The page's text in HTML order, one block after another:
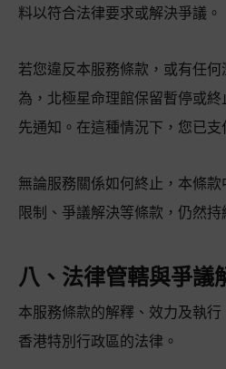
料以符合法律要求或解決爭議。
若您違反本服務條款，或有任
為，北極星命理館保留暫停或
先通知。在這種情況下，您已
無論服務關係如何終止，本條
限制、爭議解決等條款，仍然持
八、法律管轄與爭議
本服務條款的解釋、效力及執
香港特別行政區的法律。